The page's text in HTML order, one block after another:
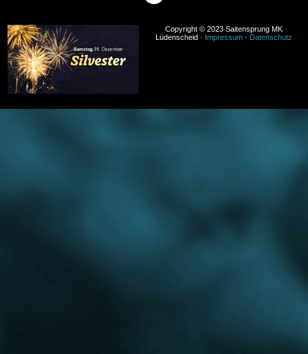
Copyright © 2023 Saitensprung MK
Lüdenscheid · Impressum · Datenschutz